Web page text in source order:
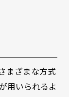
まざまな方式
用いられるよ